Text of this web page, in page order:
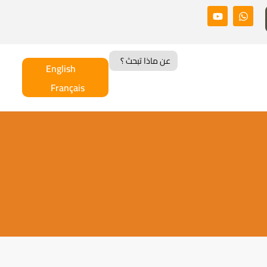
Search
for:
English
Français